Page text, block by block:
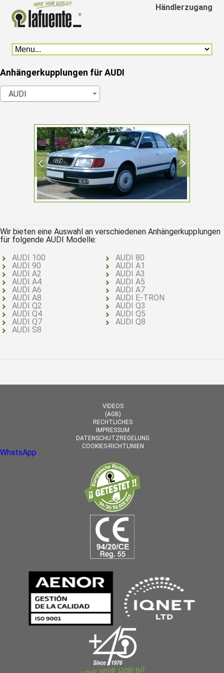
Händlerzugang
Anhängerkupplungen für AUDI
AUDI
Wir bieten eine Auswahl an verschiedenen Anhängerkupplungen
für folgende AUDI Modelle:
AUDI 100
AUDI 80
AUDI 90
AUDI A1
AUDI A2
AUDI A3
AUDI A4
AUDI A5
AUDI A6
AUDI A7
AUDI A8
AUDI E-TRON
AUDI Q2
AUDI Q3
AUDI Q4
AUDI Q5
AUDI Q7
AUDI Q8
AUDI S8
VIDEOS
(AGB)
RECHTLICHES
IMPRESSUM
DATENSCHUTZREGELUNG
COOKIES-RICHTLINIEN
WhatsApp